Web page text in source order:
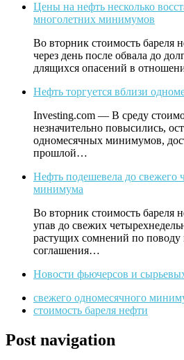
Цены на нефть несколько
многолетних минимумов
Во вторник стоимость бареля
через день после обвала до
длящихся опасений в
Нефть торгуется вблизи
Investing.com — В среду
незначительно повысились,
одномесячных минимумов,
прошлой…
Нефть подешевела до свежего
минимума
Во вторник стоимость бареля
упав до свежих
растущих сомнений по поводу
соглашения…
Новости фьючерсов и
свежего одномесячного
стоимость бареля нефти
Post navigation